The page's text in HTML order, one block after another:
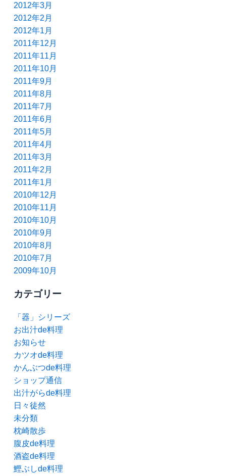
2012年3月
2012年2月
2012年1月
2011年12月
2011年11月
2011年10月
2011年9月
2011年8月
2011年7月
2011年6月
2011年5月
2011年4月
2011年3月
2011年2月
2011年1月
2010年12月
2010年11月
2010年10月
2010年9月
2010年8月
2010年7月
2009年10月
カテゴリー
「器」シリーズ
お出汁de料理
お知らせ
カツオde料理
かんぶつde料理
ショップ通信
出汁がらde料理
日々徒然
未分類
枕崎散歩
腹皮de料理
酒盗de料理
鰹ぶしde料理